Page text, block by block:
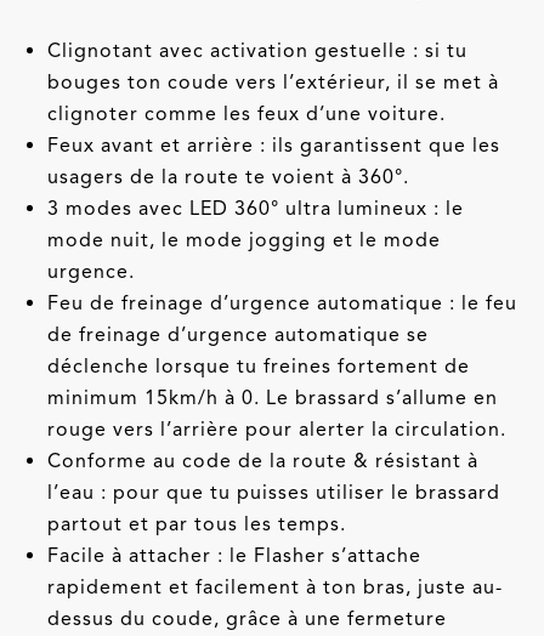
Clignotant avec activation gestuelle : si tu
bouges ton coude vers l’extérieur, il se met à
clignoter comme les feux d’une voiture.
Feux avant et arrière : ils garantissent que les
usagers de la route te voient à 360°.
3 modes avec LED 360° ultra lumineux : le
mode nuit, le mode jogging et le mode
urgence.
Feu de freinage d’urgence automatique : le feu
de freinage d’urgence automatique se
déclenche lorsque tu freines fortement de
minimum 15km/h à 0. Le brassard s’allume en
rouge vers l’arrière pour alerter la circulation.
Conforme au code de la route & résistant à
l’eau : pour que tu puisses utiliser le brassard
partout et par tous les temps.
Facile à attacher : le Flasher s’attache
rapidement et facilement à ton bras, juste au-
dessus du coude, grâce à une fermeture